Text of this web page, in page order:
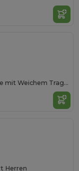
Nachhaltiger Bio-Hoodie mit Weichem Tragekomfort
Herren